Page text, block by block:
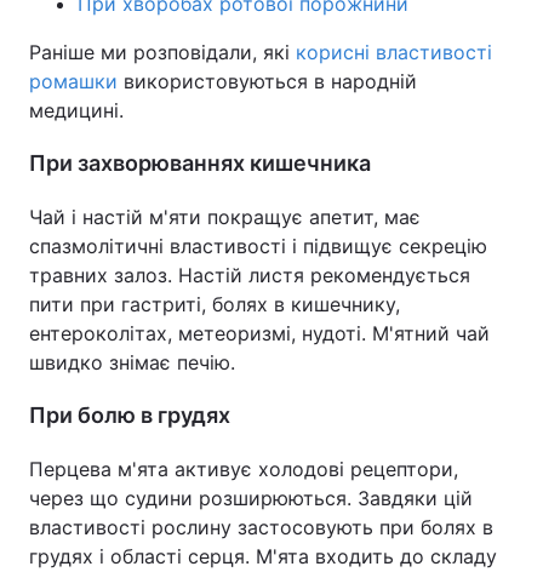
Раніше ми розповідали, які корисні властивості
ромашки використовуються в народній
медицині.
При захворюваннях кишечника
Чай і настій м'яти покращує апетит, має
спазмолітичні властивості і підвищує секрецію
травних залоз. Настій листя рекомендується
пити при гастриті, болях в кишечнику,
ентероколітах, метеоризмі, нудоті. М'ятний чай
швидко знімає печію.
При болю в грудях
Перцева м'ята активує холодові рецептори,
через що судини розширюються. Завдяки цій
властивості рослину застосовують при болях в
грудях і області серця. М'ята входить до складу